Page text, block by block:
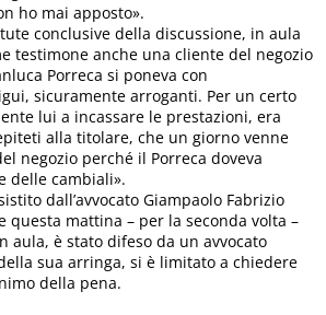
ho mai apposto».
conclusive della discussione, in aula
testimone anche una cliente del negozio
Porreca si poneva con
sicuramente arroganti. Per un certo
lui a incassare le prestazioni, era
alla titolare, che un giorno venne
negozio perché il Porreca doveva
delle cambiali».
dall’avvocato Giampaolo Fabrizio
questa mattina – per la seconda volta –
aula, è stato difeso da un avvocato
sua arringa, si è limitato a chiedere
della pena.